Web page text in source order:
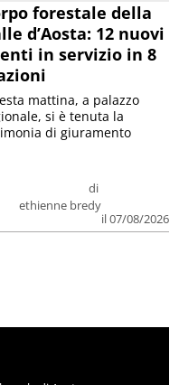
forestale della
d’Aosta: 12 nuovi
in servizio in 8
di
ethienne bredy
il 07/08/2026
mattina, a palazzo
si è tenuta la
di giuramento